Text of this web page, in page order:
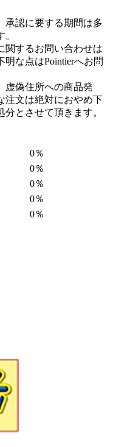
承認に要する期間は多
関するお問い合わせは
な点はPointierへお問
虚偽住所への商品発
注文は絶対におやめ下
とさせて頂きます。
0％
0％
0％
0％
0％